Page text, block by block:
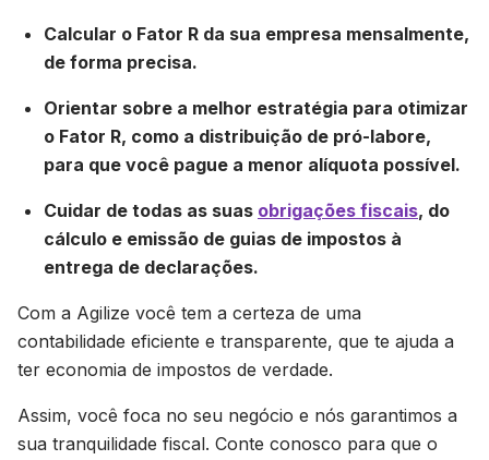
Calcular o Fator R da sua empresa mensalmente,
de forma precisa.
Orientar sobre a melhor estratégia para otimizar
o Fator R, como a distribuição de pró-labore,
para que você pague a menor alíquota possível.
Cuidar de todas as suas obrigações fiscais, do
cálculo e emissão de guias de impostos à
entrega de declarações.
Com a Agilize você tem a certeza de uma
contabilidade eficiente e transparente, que te ajuda a
ter economia de impostos de verdade.
Assim, você foca no seu negócio e nós garantimos a
sua tranquilidade fiscal. Conte conosco para que o